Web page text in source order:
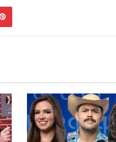
Pinterest